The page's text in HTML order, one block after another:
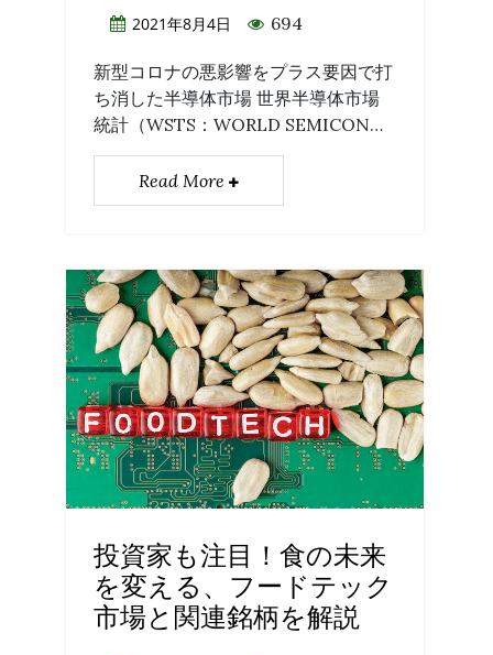
2021年8月4日 694
新型コロナの悪影響をプラス要因で打
ち消した半導体市場 世界半導体市場
統計（WSTS：WORLD SEMICON…
Read More
投資家も注目！食の未来
を変える、フードテック
市場と関連銘柄を解説